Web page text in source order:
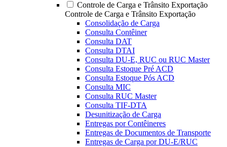
Controle de Carga e Trânsito Exportação
Controle de Carga e Trânsito Exportação
Consolidação de Carga
Consulta Contêiner
Consulta DAT
Consulta DTAI
Consulta DU-E, RUC ou RUC Master
Consulta Estoque Pré ACD
Consulta Estoque Pós ACD
Consulta MIC
Consulta RUC Master
Consulta TIF-DTA
Desunitização de Carga
Entregas por Contêineres
Entregas de Documentos de Transporte
Entregas de Carga por DU-E/RUC